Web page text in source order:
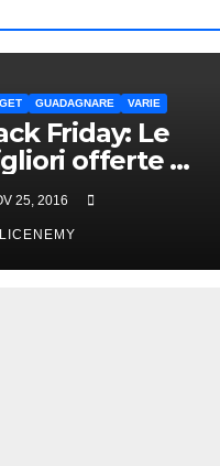
GUADAGNARE VARIE
Friday: Le
offerte di
25, 2016